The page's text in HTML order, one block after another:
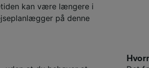
kan være længere i
på denne